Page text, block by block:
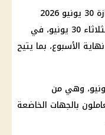
2026
لتكون يوم الخميس 2 يوليو، بدلًا من الثلاثاء 30 يونيو، في
الأسبوع، بما يتيح
ذكرى ثورة 30 يونيو، وهي من
بالجهات الخاضعة